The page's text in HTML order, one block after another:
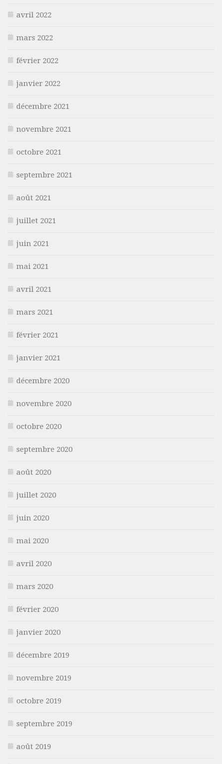
avril 2022
mars 2022
février 2022
janvier 2022
décembre 2021
novembre 2021
octobre 2021
septembre 2021
août 2021
juillet 2021
juin 2021
mai 2021
avril 2021
mars 2021
février 2021
janvier 2021
décembre 2020
novembre 2020
octobre 2020
septembre 2020
août 2020
juillet 2020
juin 2020
mai 2020
avril 2020
mars 2020
février 2020
janvier 2020
décembre 2019
novembre 2019
octobre 2019
septembre 2019
août 2019